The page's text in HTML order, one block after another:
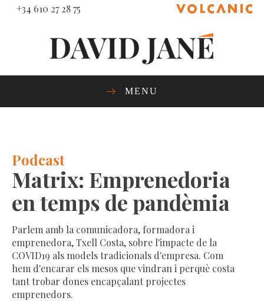
+34 610 27 28 75
MENU
Podcast
Matrix: Emprenedoria
en temps de pandèmia
Parlem amb la comunicadora, formadora i
emprenedora, Txell Costa, sobre l'impacte de la
COVID19 als models tradicionals d'empresa. Com
hem d'encarar els mesos que vindran i perquè costa
tant trobar dones encapçalant projectes
emprenedors.